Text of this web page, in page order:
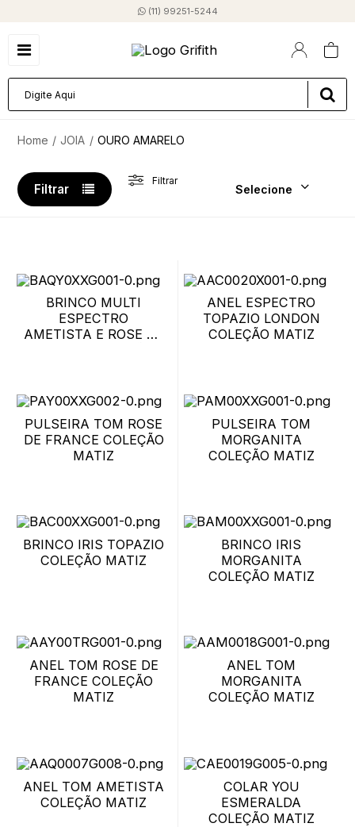
(11) 99251-5244
JOIA OURO AMARELO
Filtrar
Filtrar
Selecione
BRINCO MULTI
ESPECTRO
AMETISTA E ROSE DE
ANEL ESPECTRO
TOPAZIO LONDON
COLEÇÃO MATIZ
PULSEIRA TOM ROSE
DE FRANCE COLEÇÃO
MATIZ
PULSEIRA TOM
MORGANITA
COLEÇÃO MATIZ
BRINCO IRIS TOPAZIO
COLEÇÃO MATIZ
BRINCO IRIS
MORGANITA
COLEÇÃO MATIZ
ANEL TOM ROSE DE
FRANCE COLEÇÃO
MATIZ
ANEL TOM
MORGANITA
COLEÇÃO MATIZ
ANEL TOM AMETISTA
COLEÇÃO MATIZ
COLAR YOU
ESMERALDA
COLEÇÃO MATIZ